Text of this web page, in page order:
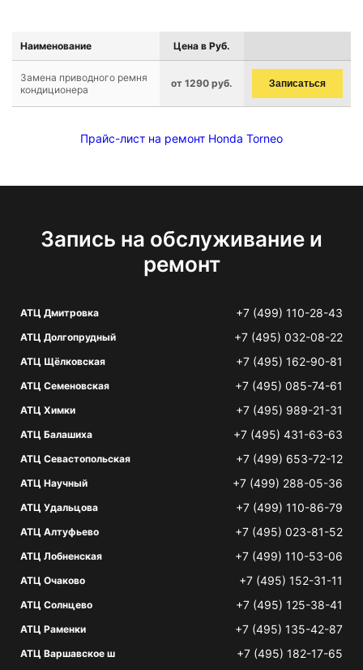
Наименование Цена в Руб.
Замена приводного ремня
кондиционера
от 1290 руб. Записаться
Прайс-лист на ремонт Honda Torneo
Запись на обслуживание и
ремонт
АТЦ Дмитровка +7 (499) 110-28-43
АТЦ Долгопрудный +7 (495) 032-08-22
АТЦ Щёлковская +7 (495) 162-90-81
АТЦ Семеновская +7 (495) 085-74-61
АТЦ Химки +7 (495) 989-21-31
АТЦ Балашиха +7 (495) 431-63-63
АТЦ Севастопольская +7 (499) 653-72-12
АТЦ Научный +7 (499) 288-05-36
АТЦ Удальцова +7 (499) 110-86-79
АТЦ Алтуфьево +7 (495) 023-81-52
АТЦ Лобненская +7 (499) 110-53-06
АТЦ Очаково +7 (495) 152-31-11
АТЦ Солнцево +7 (495) 125-38-41
АТЦ Раменки +7 (495) 135-42-87
АТЦ Варшавское ш +7 (495) 182-17-65